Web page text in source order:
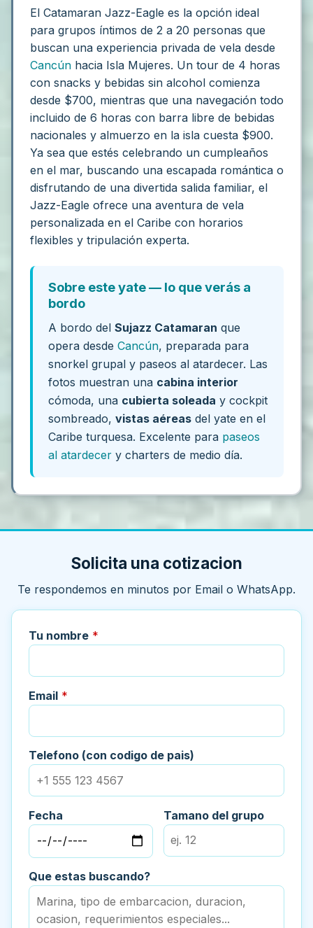
El Catamaran Jazz-Eagle es la opción ideal
para grupos íntimos de 2 a 20 personas que
buscan una experiencia privada de vela desde
Cancún hacia Isla Mujeres. Un tour de 4 horas
con snacks y bebidas sin alcohol comienza
desde $700, mientras que una navegación todo
incluido de 6 horas con barra libre de bebidas
nacionales y almuerzo en la isla cuesta $900.
Ya sea que estés celebrando un cumpleaños
en el mar, buscando una escapada romántica o
disfrutando de una divertida salida familiar, el
Jazz-Eagle ofrece una aventura de vela
personalizada en el Caribe con horarios
flexibles y tripulación experta.
Sobre este yate — lo que verás a
bordo
A bordo delSujazz Catamaran que
opera desdeCancún, preparada para
snorkel grupal y paseos al atardecer. Las
fotos muestran una cabina interior
cómoda, una cubierta soleada y cockpit
sombreado,vistas aéreas del yate en el
Caribe turquesa. Excelente para paseos
al atardecer y charters de medio día.
Solicita una cotizacion
Te respondemos en minutos por Email o WhatsApp.
Tu nombre *
Email *
Telefono (con codigo de pais)
Fecha Tamano del grupo
Que estas buscando?